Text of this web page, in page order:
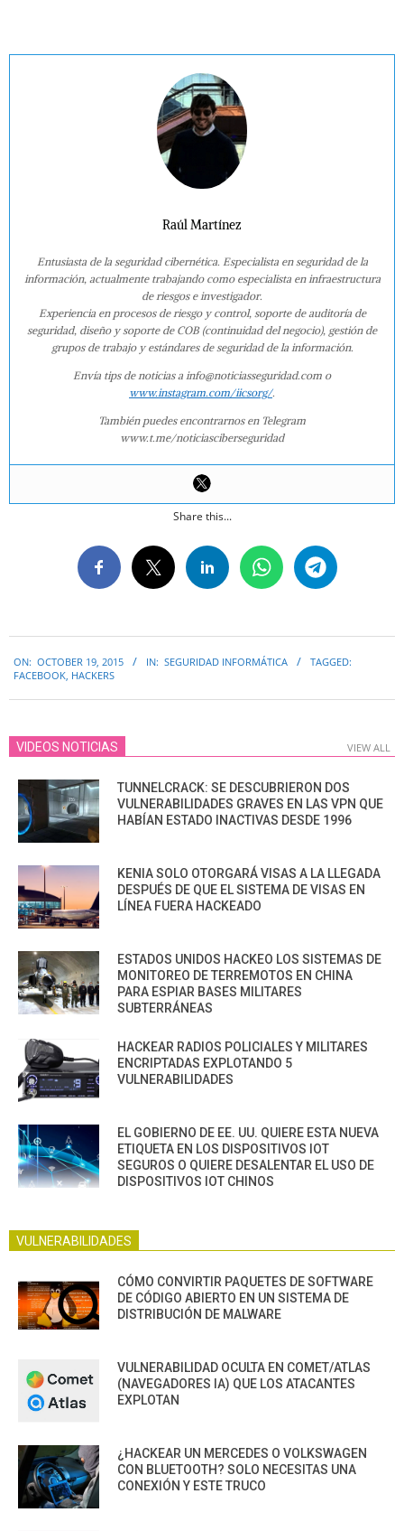
Raúl Martínez
Entusiasta de la seguridad cibernética. Especialista en seguridad de la
información, actualmente trabajando como especialista en infraestructura
de riesgos e investigador.
Experiencia en procesos de riesgo y control, soporte de auditoría de
seguridad, diseño y soporte de COB (continuidad del negocio), gestión de
grupos de trabajo y estándares de seguridad de la información.
Envía tips de noticias a info@noticiasseguridad.com o
www.instagram.com/iicsorg/.
También puedes encontrarnos en Telegram
www.t.me/noticiasciberseguridad
Share this...
10-
ON: OCTOBER 19, 2015 IN: SEGURIDAD INFORMÁTICA
TAGGED:
FACEBOOK HACKERS
VIDEOS NOTICIAS VIEW ALL
TUNNELCRACK: SE DESCUBRIERON DOS
VULNERABILIDADES GRAVES EN LAS VPN QUE
HABÍAN ESTADO INACTIVAS DESDE 1996
KENIA SOLO OTORGARÁ VISAS A LA LLEGADA
DESPUÉS DE QUE EL SISTEMA DE VISAS EN
LÍNEA FUERA HACKEADO
ESTADOS UNIDOS HACKEO LOS SISTEMAS DE
MONITOREO DE TERREMOTOS EN CHINA
PARA ESPIAR BASES MILITARES
SUBTERRÁNEAS
HACKEAR RADIOS POLICIALES Y MILITARES
ENCRIPTADAS EXPLOTANDO 5
VULNERABILIDADES
EL GOBIERNO DE EE. UU. QUIERE ESTA NUEVA
ETIQUETA EN LOS DISPOSITIVOS IOT
SEGUROS O QUIERE DESALENTAR EL USO DE
DISPOSITIVOS IOT CHINOS
VULNERABILIDADES
CÓMO CONVIRTIR PAQUETES DE SOFTWARE
DE CÓDIGO ABIERTO EN UN SISTEMA DE
DISTRIBUCIÓN DE MALWARE
VULNERABILIDAD OCULTA EN COMET/ATLAS
(NAVEGADORES IA) QUE LOS ATACANTES
EXPLOTAN
¿HACKEAR UN MERCEDES O VOLKSWAGEN
CON BLUETOOTH? SOLO NECESITAS UNA
CONEXIÓN Y ESTE TRUCO